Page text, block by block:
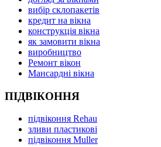
вибір склопакетів
кредит на вікна
конструкція вікна
як замовити вікна
виробництво
Ремонт вікон
Мансардні вікна
ПІДВІКОННЯ
підвіконня Rehau
зливи пластикові
підвіконня Muller